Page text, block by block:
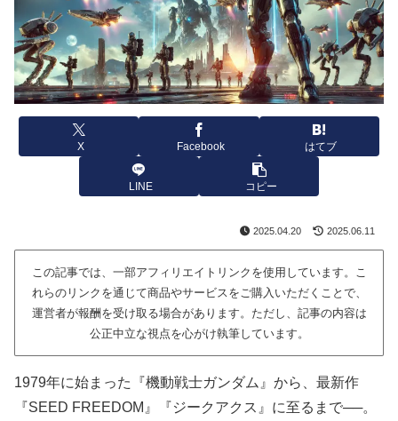
X Facebook はてブ
LINE コピー
2025.04.20 2025.06.11
この記事では、一部アフィリエイトリンクを使用しています。こ
れらのリンクを通じて商品やサービスをご購入いただくことで、
運営者が報酬を受け取る場合があります。ただし、記事の内容は
公正中立な視点を心がけ執筆しています。
1979年に始まった『機動戦士ガンダム』から、最新作
『SEED FREEDOM』『ジークアクス』に至るまで──。